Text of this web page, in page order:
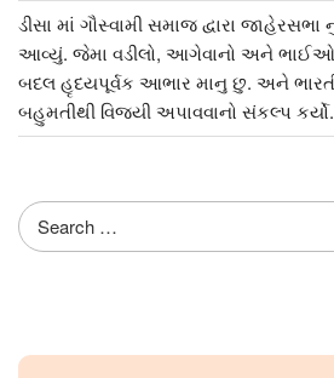
ડીસા માં ગૌસ્વામી સમાજ દ્વારા
આવ્યું. જેમા વડીલો, આગેવાનો અને ભાઈઓ
બદલ હૃદયપૂર્વક આભાર માનુ છુ. અને
બહુમતીથી વિજયી અપાવવાનો સંકલ્પ કર્યો.
Search
for: